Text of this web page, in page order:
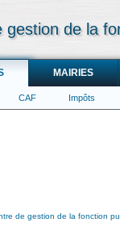
gestion de la
MAIRIES
CAF Impôts
de gestion de la fonction